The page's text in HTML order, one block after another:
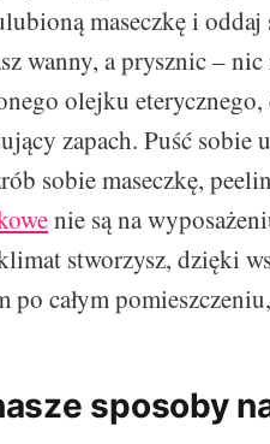
maseczkę i
wanny, a prysznic –
olejku eterycznego,
zapach. Puść
sobie maseczkę,
nie są na
stworzysz, dzięki
po całym
sposoby